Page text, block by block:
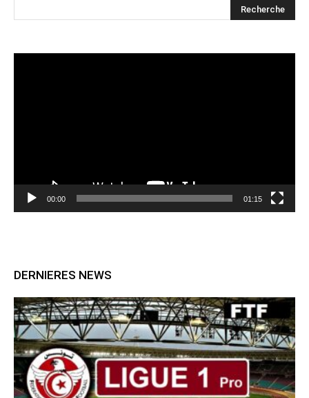
00:00 01:15
DERNIERES NEWS